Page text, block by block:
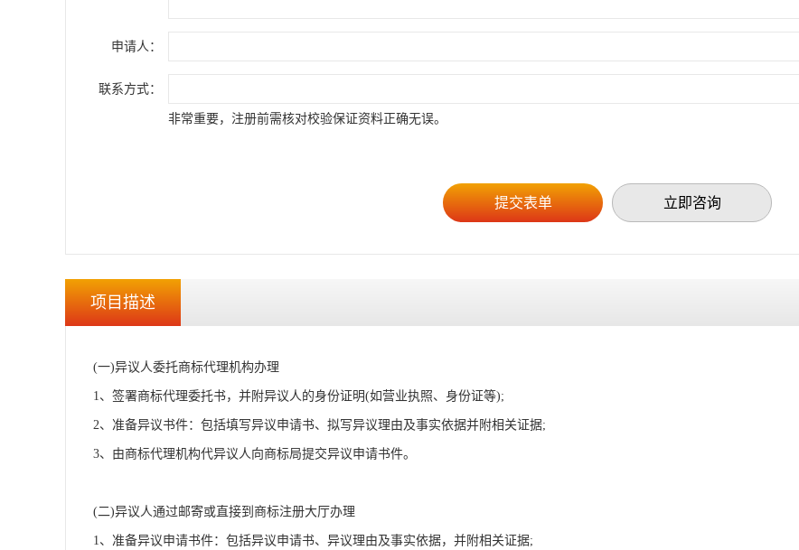
申请人：
联系方式：
非常重要，注册前需核对校验保证资料正确无误。
立即咨询
项目描述
(一)异议人委托商标代理机构办理
1、签署商标代理委托书，并附异议人的身份证明(如营业执照、身份证等);
2、准备异议书件：包括填写异议申请书、拟写异议理由及事实依据并附相关证据;
3、由商标代理机构代异议人向商标局提交异议申请书件。
(二)异议人通过邮寄或直接到商标注册大厅办理
1、准备异议申请书件：包括异议申请书、异议理由及事实依据，并附相关证据;